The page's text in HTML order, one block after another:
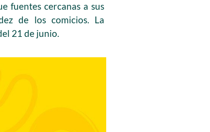
fuentes cercanas a sus
de los comicios. La
21 de junio.